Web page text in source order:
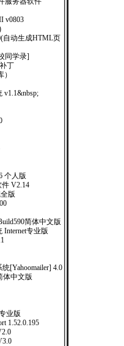
v0803
自动生成HTML页
同学录]
丁
v1.1&nbsp;
个人版
V2.14
版
简体中文版
专业版
[Yahoomailer] 4.0
体中文版
业版
1.52.0.195